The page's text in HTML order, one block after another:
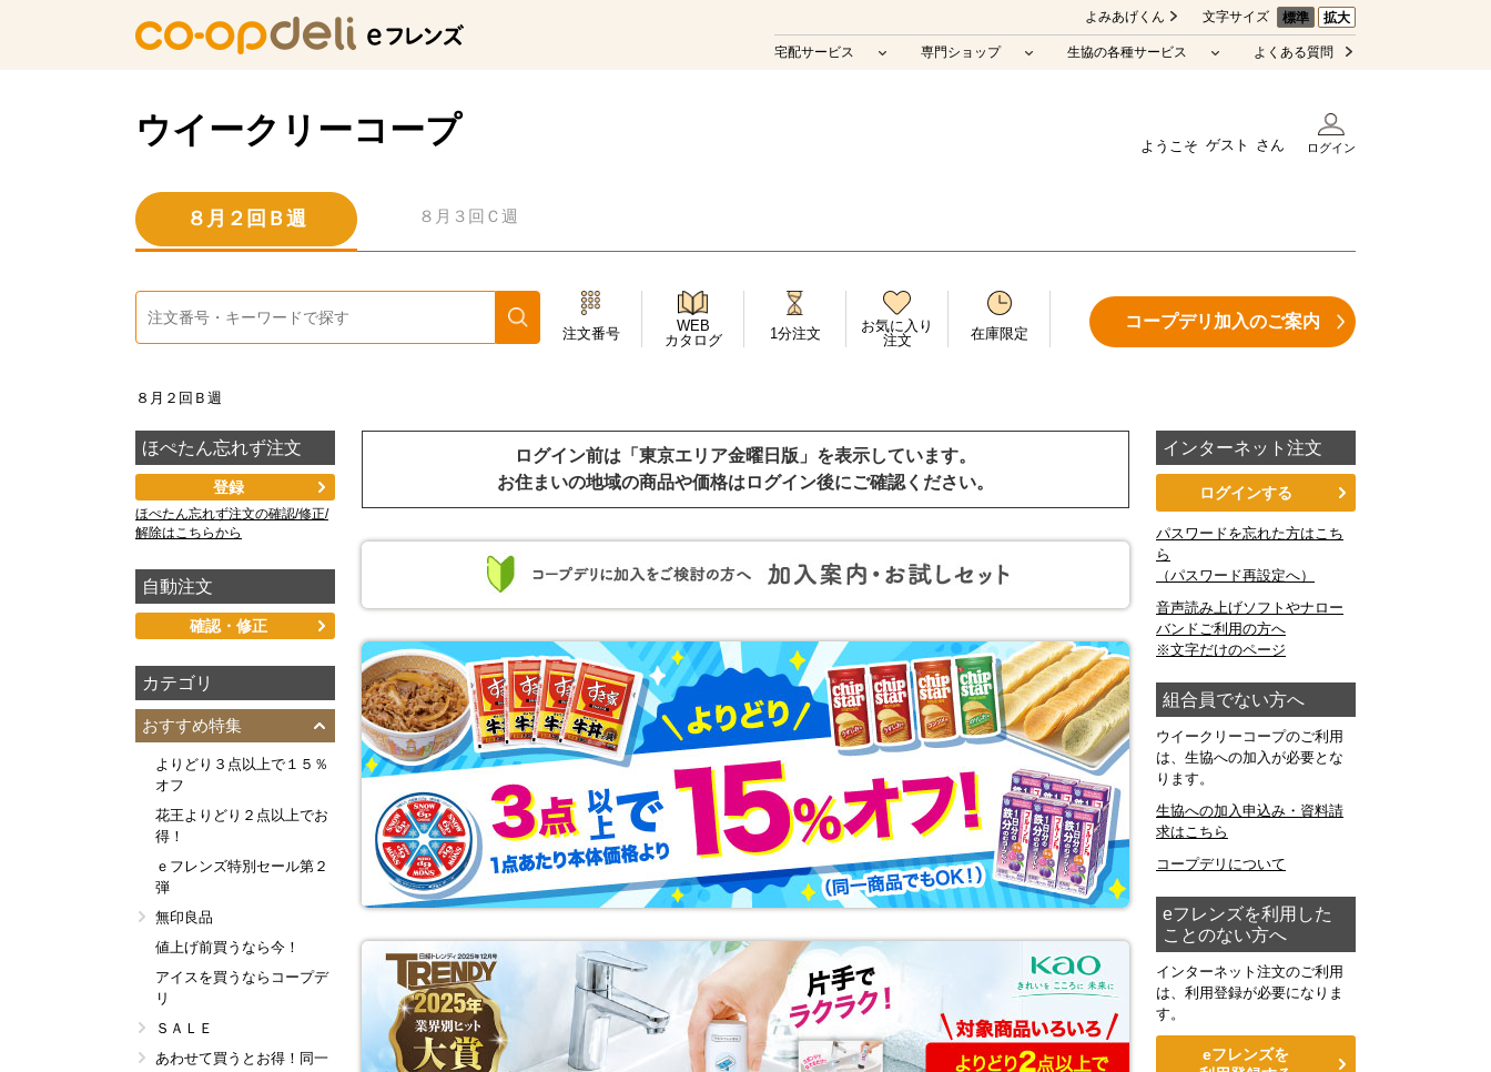
文字サイズ 標準 拡大
よみあげくん
宅配サービス 専門ショップ 生協の各種サービス よくある質問
ウイークリーコープ ようこそ ゲスト ログイン
８月２回Ｂ週 ８月３回Ｃ週
注文番号
WEB
カタログ
1分注文
お気に入り
注文
在庫限定
コープデリ加入のご案内
８月２回Ｂ週
ログイン前は「東京エリア金曜日版」を表示しています。
お住まいの地域の商品や価格はログイン後にご確認ください。
インターネット注文
ログインする
パスワードを忘れた方はこち
ら
（パスワード再設定へ）
音声読み上げソフトやナロー
バンドご利用の方へ
※文字だけのページ
組合員でない方へ
ウイークリーコープのご利用
は、生協への加入が必要とな
ります。
生協への加入申込み・資料請
求はこちら
コープデリについて
eフレンズを利用した
ことのない方へ
インターネット注文のご利用
は、利用登録が必要になりま
す。
eフレンズを
ほぺたん忘れず注文
登録
ほぺたん忘れず注文の確認/修正/
解除はこちらから
自動注文
確認・修正
カテゴリ
おすすめ特集
よりどり３点以上で１５％
オフ
花王よりどり２点以上でお
得！
ｅフレンズ特別セール第２
弾
無印良品
値上げ前買うなら今！
アイスを買うならコープデ
リ
ＳＡＬＥ
あわせて買うとお得！同一